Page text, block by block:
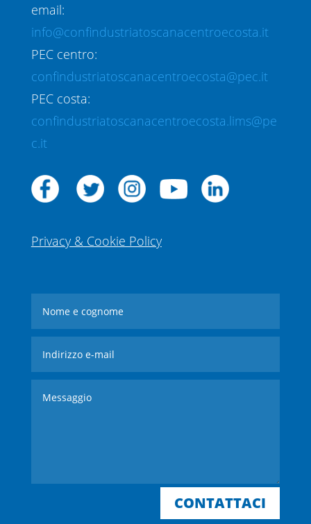
email:
info@confindustriatoscanacentroecosta.it
PEC centro:
confindustriatoscanacentroecosta@pec.it
PEC costa:
confindustriatoscanacentroecosta.lims@pe
c.it
Privacy & Cookie Policy
CONTATTACI